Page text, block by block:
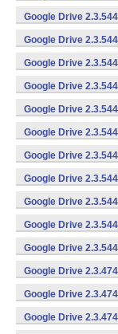
Google Drive
Google Drive
Google Drive
Google Drive
Google Drive
Google Drive
Google Drive
Google Drive
Google Drive
Google Drive
Google Drive
Google Drive
Google Drive
Google Drive